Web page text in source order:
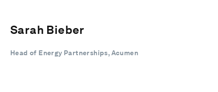
Sarah Bieber
Head of Energy Partnerships, Acumen